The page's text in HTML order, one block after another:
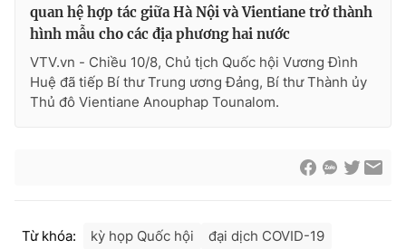
quan hệ hợp tác giữa Hà Nội và Vientiane trở thành
hình mẫu cho các địa phương hai nước
VTV.vn - Chiều 10/8, Chủ tịch Quốc hội Vương Đình
Huệ đã tiếp Bí thư Trung ương Đảng, Bí thư Thành ủy
Thủ đô Vientiane Anouphap Tounalom.
Từ khóa: kỳ họp Quốc hội đại dịch COVID-19